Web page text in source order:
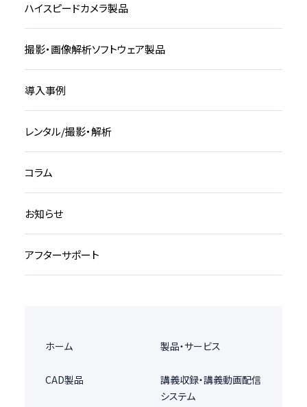
ハイスピードカメラ製品
撮影・画像解析ソフトウェア製品
導入事例
レンタル/撮影・解析
コラム
お知らせ
アフターサポート
ホーム 製品・サービス
CAD製品
講義収録・講義動画配信
システム